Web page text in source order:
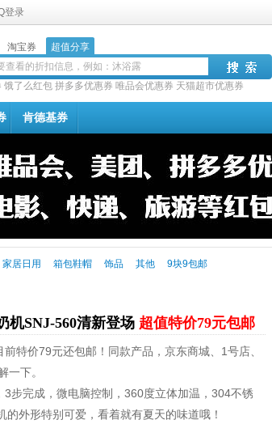
登录
淘宝券 超值分享
饿了么红包 拼多多优惠券 唯品会优惠券 天猫超市优惠券
肯德基券
家居日用 箱包鞋帽 饰品 其他 9块9包邮
机SNJ-560清新登场 超值特价79元包邮
特价79元还包邮！同款产品，京东商城、1号店、
一下。
步完成，微电脑控制，360度立体加温，304不锈
外形特别可爱，看着就有夏天的味道哦！